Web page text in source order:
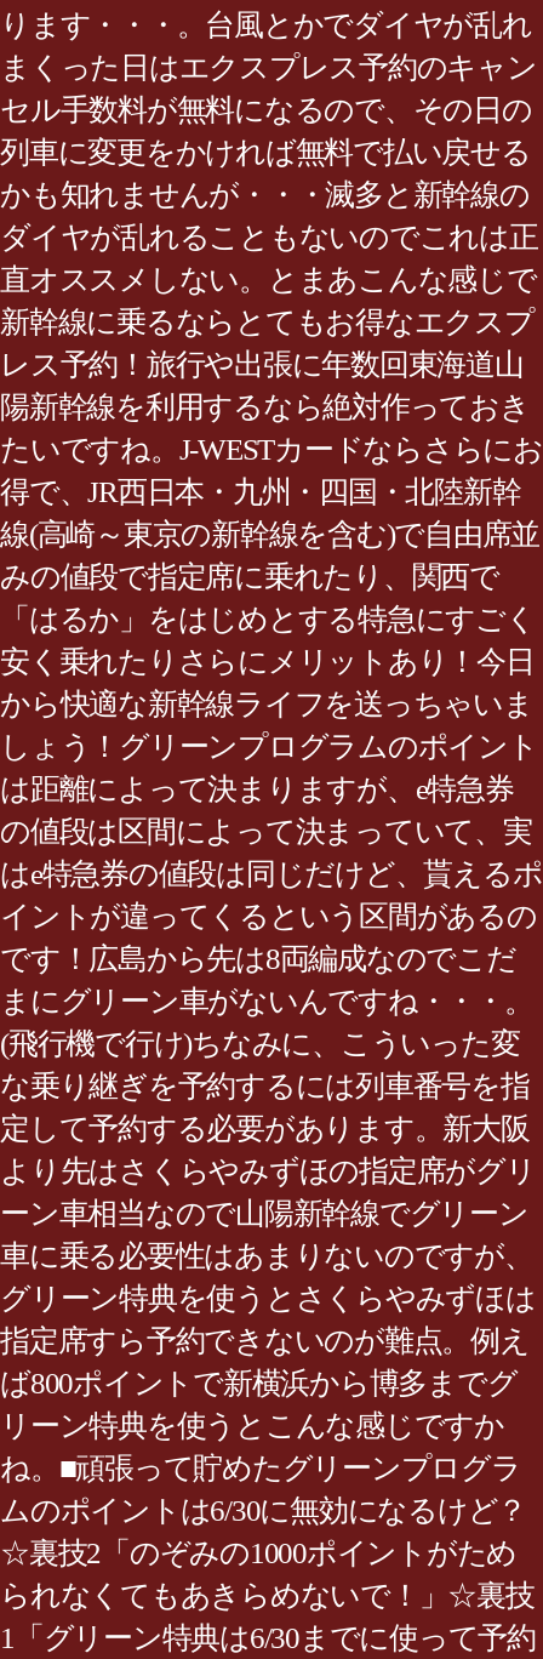
ります・・・。台風とかでダイヤが乱れ
まくった日はエクスプレス予約のキャン
セル手数料が無料になるので、その日の
列車に変更をかければ無料で払い戻せる
かも知れませんが・・・滅多と新幹線の
ダイヤが乱れることもないのでこれは正
直オススメしない。とまあこんな感じで
新幹線に乗るならとてもお得なエクスプ
レス予約！旅行や出張に年数回東海道山
陽新幹線を利用するなら絶対作っておき
たいですね。J-WESTカードならさらにお
得で、JR西日本・九州・四国・北陸新幹
線(高崎～東京の新幹線を含む)で自由席並
みの値段で指定席に乗れたり、関西で
「はるか」をはじめとする特急にすごく
安く乗れたりさらにメリットあり！今日
から快適な新幹線ライフを送っちゃいま
しょう！グリーンプログラムのポイント
は距離によって決まりますが、e特急券
の値段は区間によって決まっていて、実
はe特急券の値段は同じだけど、貰えるポ
イントが違ってくるという区間があるの
です！広島から先は8両編成なのでこだ
まにグリーン車がないんですね・・・。
(飛行機で行け)ちなみに、こういった変
な乗り継ぎを予約するには列車番号を指
定して予約する必要があります。新大阪
より先はさくらやみずほの指定席がグリ
ーン車相当なので山陽新幹線でグリーン
車に乗る必要性はあまりないのですが、
グリーン特典を使うとさくらやみずほは
指定席すら予約できないのが難点。例え
ば800ポイントで新横浜から博多までグ
リーン特典を使うとこんな感じですか
ね。■頑張って貯めたグリーンプログラ
ムのポイントは6/30に無効になるけど？
☆裏技2「のぞみの1000ポイントがため
られなくてもあきらめないで！」☆裏技
1「グリーン特典は6/30までに使って予約